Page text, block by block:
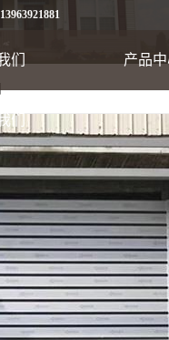
13963921881
们 产品
出口集装箱卷帘
翻板车库门
们